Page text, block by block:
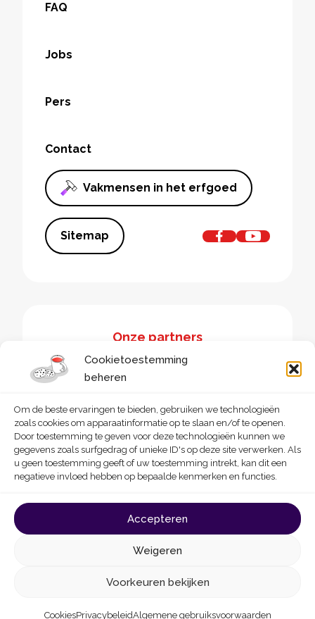
Cookietoestemming
beheren
Om de beste ervaringen te bieden, gebruiken we technologieën
zoals cookies om apparaatinformatie op te slaan en/of te openen.
Door toestemming te geven voor deze technologieën kunnen we
gegevens zoals surfgedrag of unieke ID's op deze site verwerken. Als
u geen toestemming geeft of uw toestemming intrekt, kan dit een
negatieve invloed hebben op bepaalde kenmerken en functies.
Accepteren
Weigeren
Voorkeuren bekijken
CookiesPrivacybeleidAlgemene gebruiksvoorwaarden
FAQ
Jobs
Pers
Contact
Vakmensen in het erfgoed
Sitemap
Onze partners
love
Privacybeleid